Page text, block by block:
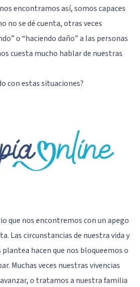
encontramos así, somos capaces
no se dé cuenta, otras veces
o “haciendo daño” a las personas
cuesta mucho hablar de nuestras
con estas situaciones?
que nos encontremos con un apego
Las circunstancias de nuestra vida y
hacen que nos bloqueemos o
Muchas veces nuestras vivencias
o tratamos a nuestra familia